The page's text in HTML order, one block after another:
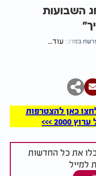
השבועות
במדבר עוד...
כאן להצטרפות
>>>
את כל החדשות
למייל